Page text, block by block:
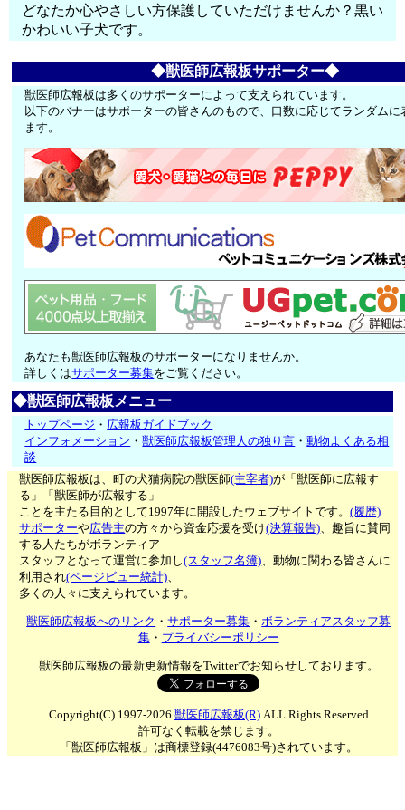
どなたか心やさしい方保護していただけませんか？黒い
かわいい子犬です。
◆獣医師広報板サポーター◆
獣医師広報板は多くのサポーターによって支えられています。
以下のバナーはサポーターの皆さんのもので、口数に応じてランダムに
ます。
あなたも獣医師広報板のサポーターになりませんか。
詳しくはサポーター募集をご覧ください。
◆獣医師広報板メニュー
トップページ ・ 広報板ガイドブック
インフォメーション ・獣医師広報板管理人の独り言 ・動物よくある相
談
獣医師広報板は、町の犬猫病院の獣医師(主宰者)が「獣医師に広報す
る」「獣医師が広報する」
ことを主たる目的として1997年に開設したウェブサイトです。(履歴)
サポーターや広告主の方々から資金応援を受け(決算報告)、趣旨に賛同
する人たちがボランティア
スタッフとなって運営に参加し(スタッフ名簿)、動物に関わる皆さんに
利用され(ページビュー統計)、
多くの人々に支えられています。
獣医師広報板へのリンク ・サポーター募集 ・ボランティアスタッフ募
集・ プライバシーポリシー
獣医師広報板の最新更新情報をTwitterでお知らせしております。
Copyright(C) 1997-2026 獣医師広報板(R)ALL Rights Reserved
許可なく転載を禁じます。
「獣医師広報板」は商標登録(4476083号)されています。